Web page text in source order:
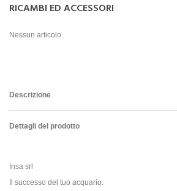
RICAMBI ED ACCESSORI
Nessun articolo
Descrizione
Dettagli del prodotto
Insa srl
Il successo del tuo acquario.